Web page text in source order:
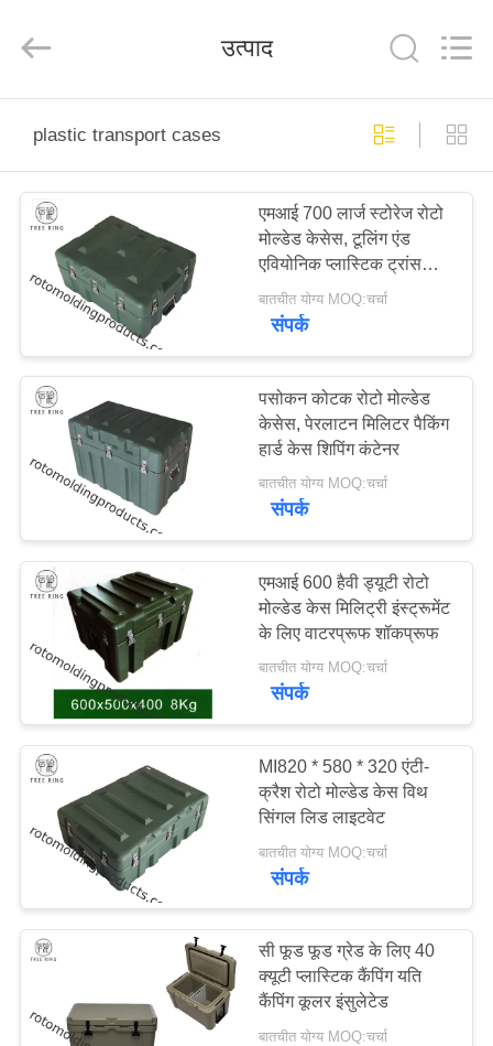
उत्पादों
वीडियो
बारे
कारखाना
गुणवत्ता
नियंत्रण
संपर्क
करें
उद्धरण
अनुरोध
करें
साइटमैप
उत्पाद
plastic transport cases
एमआई 700 लार्ज स्टोरेज रोटो
मोल्डेड केसेस, टूलिंग एंड
एवियोनिक प्लास्टिक ट्रांसपोर्ट
केस
बातचीत योग्य MOQ:चर्चा
संपर्क
पसोकन कोटक रोटो मोल्डेड
केसेस, पेरलाटन मिलिटर पैकिंग
हार्ड केस शिपिंग कंटेनर
बातचीत योग्य MOQ:चर्चा
संपर्क
एमआई 600 हैवी ड्यूटी रोटो
मोल्डेड केस मिलिट्री इंस्ट्रूमेंट
के लिए वाटरप्रूफ शॉकप्रूफ
बातचीत योग्य MOQ:चर्चा
संपर्क
MI820 * 580 * 320 एंटी-
क्रैश रोटो मोल्डेड केस विथ
सिंगल लिड लाइटवेट
बातचीत योग्य MOQ:चर्चा
संपर्क
सी फूड फूड ग्रेड के लिए 40
क्यूटी प्लास्टिक कैंपिंग यति
कैंपिंग कूलर इंसुलेटेड
बातचीत योग्य MOQ:चर्चा